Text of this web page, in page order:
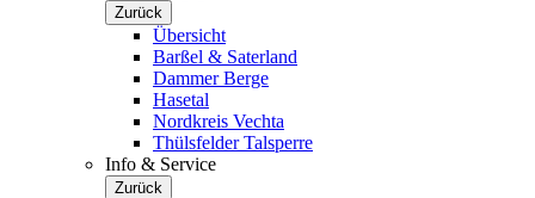
Zurück
Übersicht
Barßel & Saterland
Dammer Berge
Hasetal
Nordkreis Vechta
Thülsfelder Talsperre
Info & Service
Zurück